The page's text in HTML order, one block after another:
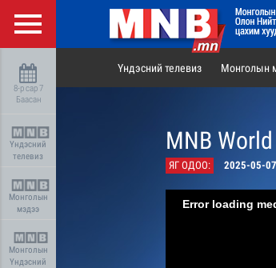
8-р сар 7
Баасан
Үндэсний
телевиз
Монголын
мэдээ
Монголын
Үндэсний
Үндэсний телевиз Монголын
MNB
ЯГ ОДОО: 2025-05-
Error loading